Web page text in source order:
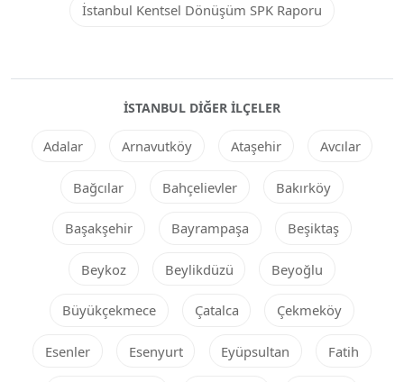
İstanbul Kentsel Dönüşüm SPK Raporu
İSTANBUL DIĞER ILÇELER
Adalar Arnavutköy Ataşehir Avcılar
Bağcılar Bahçelievler Bakırköy
Başakşehir Bayrampaşa Beşiktaş
Beykoz Beylikdüzü Beyoğlu
Büyükçekmece Çatalca Çekmeköy
Esenler Esenyurt Eyüpsultan Fatih